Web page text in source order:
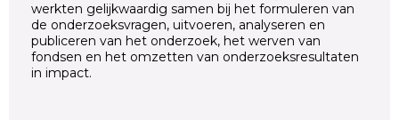
werkten gelijkwaardig samen bij het formuleren van
de onderzoeksvragen, uitvoeren, analyseren en
publiceren van het onderzoek, het werven van
fondsen en het omzetten van onderzoeksresultaten
in impact.